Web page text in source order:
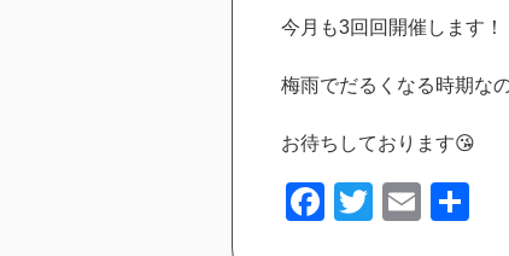
今月も3回回開催します！
梅雨でだるくなる時期な
お待ちしております😘
Facebook
TwitterEmail